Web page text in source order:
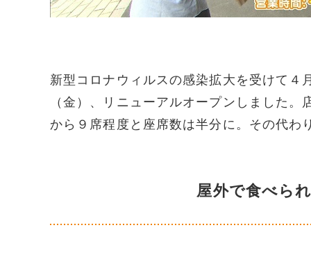
新型コロナウィルスの感染拡大を受けて４
（金）、リニューアルオープンしました
から９席程度と座席数は半分に。その代わ
屋外で食べら